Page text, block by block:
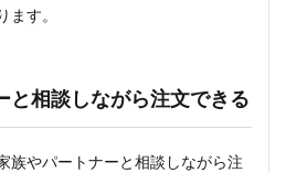
ます。
と相談しながら注文できる
族やパートナーと相談しながら注